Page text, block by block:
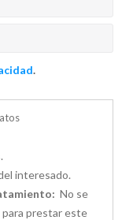
.
interesado.
No se
prestar este